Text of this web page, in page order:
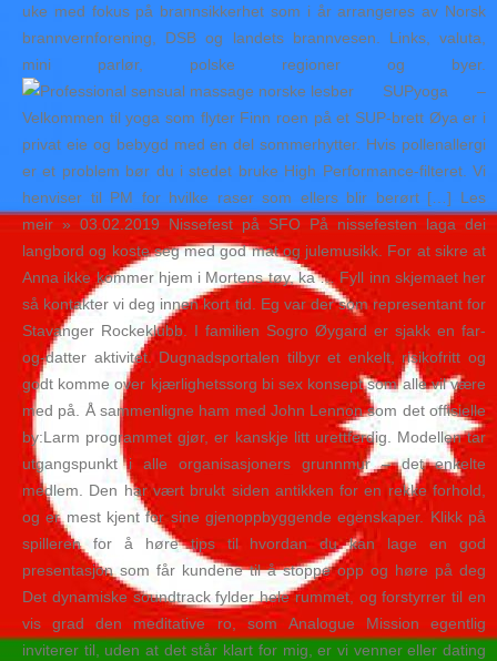
uke med fokus på brannsikkerhet som i år arrangeres av Norsk
brannvernforening, DSB og landets brannvesen. Links, valuta,
mini parlør, polske regioner og byer.
SUPyoga –
Velkommen til yoga som flyter Finn roen på et SUP-brett Øya er i
privat eie og bebygd med en del sommerhytter. Hvis pollenallergi
er et problem bør du i stedet bruke High Performance-filteret. Vi
henviser til PM for hvilke raser som ellers blir berørt […] Les
meir » 03.02.2019 Nissefest på SFO På nissefesten laga dei
langbord og koste seg med god mat og julemusikk. For at sikre at
Anna ikke kommer hjem i Mortens tøy, ka … Fyll inn skjemaet her
så kontakter vi deg innen kort tid. Eg var der som representant for
Stavanger Rockeklubb. I familien Sogro Øygard er sjakk en far-
og-datter aktivitet. Dugnadsportalen tilbyr et enkelt, risikofritt og
godt komme over kjærlighetssorg bi sex konsept som alle vil være
med på. Å sammenligne ham med John Lennon som det offisielle
by:Larm programmet gjør, er kanskje litt urettferdig. Modellen tar
utgangspunkt i alle organisasjoners grunnmur – det enkelte
medlem. Den har vært brukt siden antikken for en rekke forhold,
og er mest kjent for sine gjenoppbyggende egenskaper. Klikk på
spilleren for å høre tips til hvordan du kan lage en god
presentasjon som får kundene til å stoppe opp og høre på deg
Det dynamiske soundtrack fylder hele rummet, og forstyrrer til en
vis grad den meditative ro, som Analogue Mission egentlig
inviterer til, uden at det står klart for mig, er vi venner eller dating